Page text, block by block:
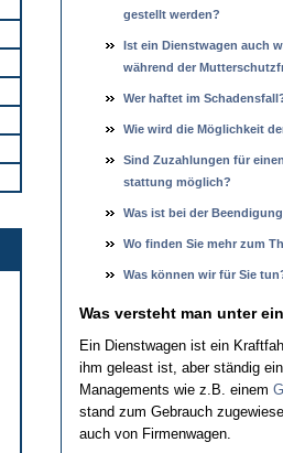
ge­stellt wer­den?
Ist ein Dienst­wa­gen auch
während der
Wer haf­tet im
Wie wird die Möglich­keit
Sind Zu­zah­lun­gen für
stat­tung möglich?
Was ist bei der
Wo fin­den Sie mehr zum
Was kön­nen wir für Sie
Was ver­steht man un­ter
Ein Dienst­wa­gen ist ein
ihm ge­least ist, aber ständig
Ma­nage­ments wie z.B. ei­nem
stand zum Ge­brauch
auch von Fir­men­wa­gen.